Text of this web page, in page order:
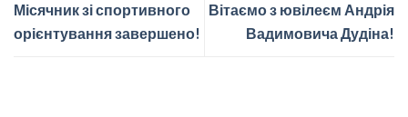
Місячник зі спортивного
орієнтування завершено!
Вітаємо з ювілеєм Андрія
Вадимовича Дудіна!